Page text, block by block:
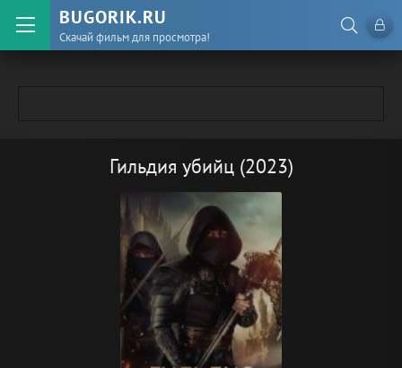
BUGORIK.RU
Скачай фильм для просмотра!
Гильдия убийц (2023)